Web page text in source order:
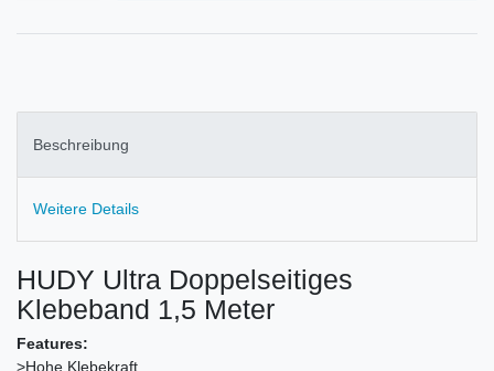
Beschreibung
Weitere Details
HUDY Ultra Doppelseitiges
Klebeband 1,5 Meter
Features:
>Hohe Klebekraft